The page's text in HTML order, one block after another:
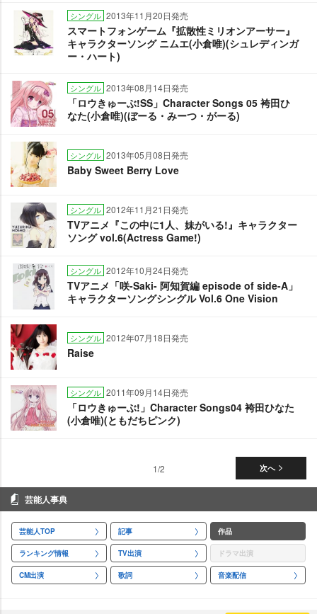
シングル 2013年11月20日発売
スマートフォンゲーム『拡散性ミリオンアーサー』
キャラクターソング ニムエ(小倉唯)(シュレディンガ
ー・ハート)
シングル 2013年08月14日発売
「ロウきゅーぶ!SS」Character Songs 05 袴田ひ
なた(小倉唯)(ぼーる・みーつ・がーる)
シングル 2013年05月08日発売
Baby Sweet Berry Love
シングル 2012年11月21日発売
TVアニメ『この中に1人、妹がいる!』キャラクター
ソング vol.6(Actress Game!)
シングル 2012年10月24日発売
TVアニメ「咲-Saki- 阿知賀編 episode of side-A」
キャラクターソングシングル Vol.6 One Vision
シングル 2012年07月18日発売
Raise
シングル 2011年09月14日発売
「ロウきゅーぶ!」Character Songs04 袴田ひなた
(小倉唯)(ともだちピンク)
次へ
1/2
芸能人事典
芸能人TOP 記事 作品
ランキング情報 TV出演 ドラマ出演
CM出演 歌詞 音楽配信